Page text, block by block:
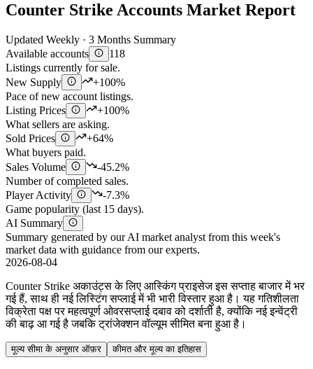
Counter Strike Accounts Market Report
Updated Weekly · 3 Months Summary
Available accounts
118
Listings currently for sale.
New Supply
+100%
Pace of new account listings.
Listing Prices
+100%
What sellers are asking.
Sold Prices
+64%
What buyers paid.
Sales Volume
-45.2%
Number of completed sales.
Player Activity
-7.3%
Game popularity (last 15 days).
AI Summary
Summary generated by our AI market analyst from this week's
market data with guidance from our experts.
2026-08-04
Counter Strike अकाउंट्स के लिए आस्किंग प्राइसेज इस सप्ताह बाजार में भर
गई हैं, साथ ही नई लिस्टिंग सप्लाई में भी भारी विस्तार हुआ है। यह गतिशीलता
विक्रेता पक्ष पर महत्वपूर्ण ओवरसप्लाई दबाव को दर्शाती है, क्योंकि नई इन्वेंट्री
की बाढ़ आ गई है जबकि ट्रांजेक्शन वॉल्यूम सीमित बना हुआ है।
मूल्य सीमा के अनुसार ऑफ़र कीमत और मूल्य का इतिहास